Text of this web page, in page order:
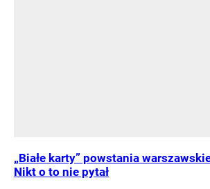
„Białe karty” powstania
Nikt o to nie pytał